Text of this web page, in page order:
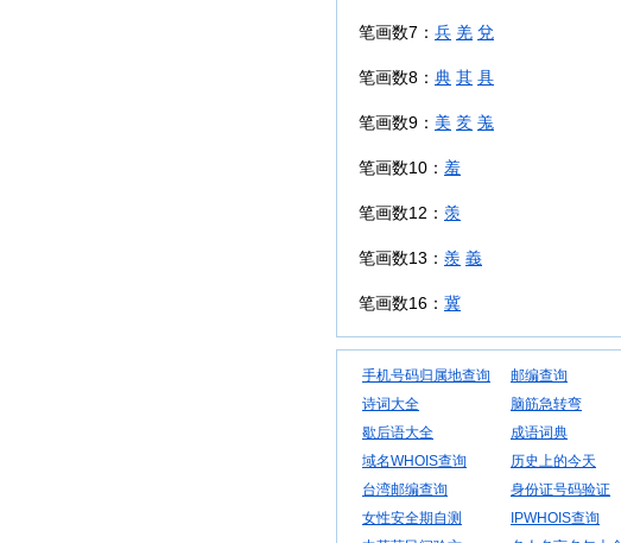
笔画数7： 兵 羌 兌
笔画数8： 典 其 具
笔画数9： 美 羑 羗
笔画数10： 羞
笔画数12： 羡
笔画数13： 羨 義
笔画数16： 冀
手机号码归属地查询 邮编查询
诗词大全
脑筋急转弯
歇后语大全
成语词典
域名WHOIS查询
历史上的今天
台湾邮编查询
身份证号码验证
女性安全期自测
IPWHOIS查询